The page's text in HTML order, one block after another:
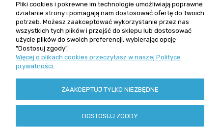
Informacje
Szybki kontakt
Zamówienia +48 602 279 234
ul. Grochowska 162/164
04-329 Warszawa
NIP: 113-00-63-979
Pliki cookies i pokrewne im technologie umożliwiają poprawne
działanie strony i pomagają nam dostosować ofertę do Twoich
potrzeb. Możesz zaakceptować wykorzystanie przez nas
wszystkich tych plików i przejść do sklepu lub dostosować
użycie plików do swoich preferencji, wybierając opcję
"Dostosuj zgody".
Więcej o plikach cookies przeczytasz w naszej Polityce
prywatności.
ZAAKCEPTUJ TYLKO NIEZBĘDNE
DOSTOSUJ ZGODY